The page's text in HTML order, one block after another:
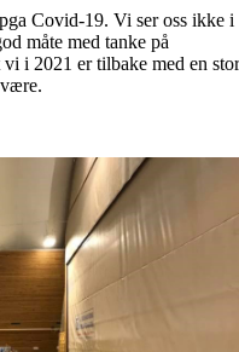
Covid-19. Vi ser oss ikke i
måte med tanke på
i 2021 er tilbake med en stor